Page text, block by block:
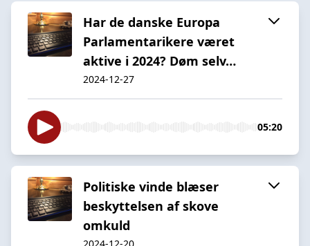
Har de danske Europa
Parlamentarikere været
aktive i 2024? Døm selv…
2024-12-27
05:20
Politiske vinde blæser
beskyttelsen af skove
omkuld